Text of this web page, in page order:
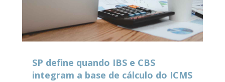
SP define quando IBS e CBS
integram a base de cálculo do ICMS